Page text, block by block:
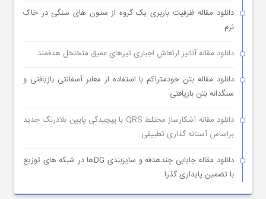
دانلود مقاله ظرفیت باربری یک گروه از ستون های سنگی در خاک
نرم
دانلود مقاله آنالیز ارتعاش اجباری تیرهای عمیق متخلخل هدفمند
دانلود مقاله بتن خودمتراکم با استفاده از معابر آسفالتی بازیافتی و
سنگدانه بتن بازیافتی
دانلود مقاله آشکارساز مختلط QRS با پیچیدگی پایین بلادرنگ جدید
براساس آستانه گذاری تطبیقی
دانلود مقاله جایابی چندهدفه و سایزبندی DGها در شبکه های توزیع
با تضمین پایداری گذرا